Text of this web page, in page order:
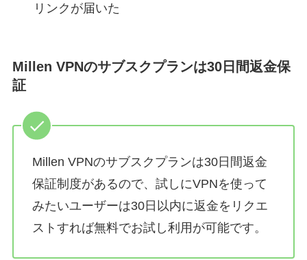
リンクが届いた
Millen VPNのサブスクプランは30日間返金保
証
Millen VPNのサブスクプランは30日間返金
保証制度があるので、試しにVPNを使って
みたいユーザーは30日以内に返金をリクエ
ストすれば無料でお試し利用が可能です。